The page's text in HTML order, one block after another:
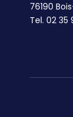
76190
Tel. 02 35